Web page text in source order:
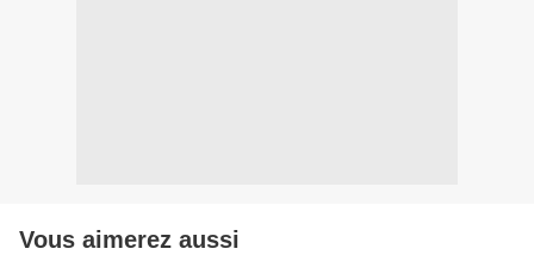
Vous aimerez aussi